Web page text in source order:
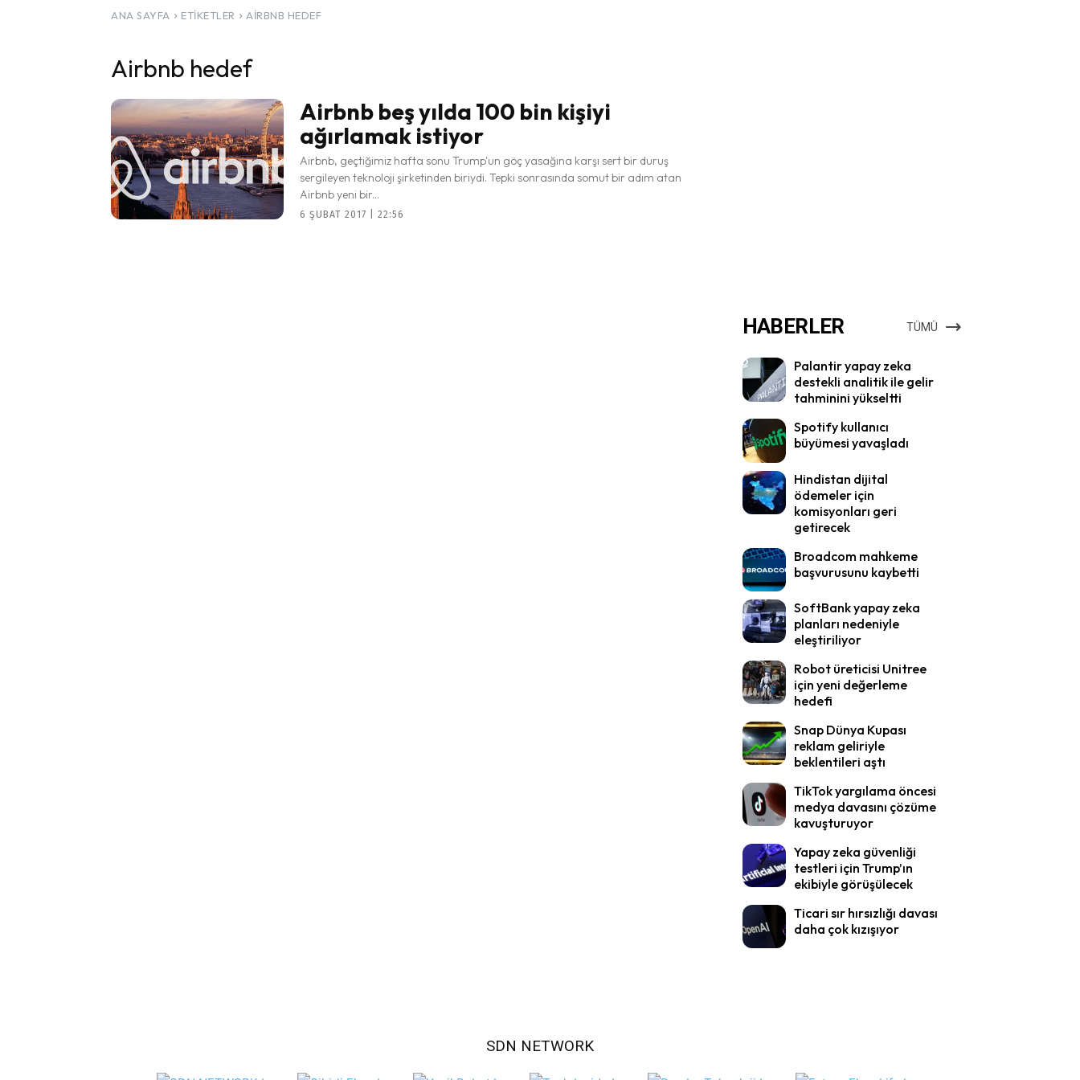
ANA SAYFA ETIKETLER AIRBNB HEDEF
Airbnb hedef
Airbnb beş yılda 100 bin kişiyi
ağırlamak istiyor
Airbnb, geçtiğimiz hafta sonu Trump'un göç yasağına karşı sert bir duruş
sergileyen teknoloji şirketinden biriydi. Tepki sonrasında somut bir adım atan
Airbnb yeni bir...
6 ŞUBAT 2017 | 22:56
HABERLER TÜMÜ
Palantir yapay zeka
destekli analitik ile gelir
tahminini yükseltti
Spotify kullanıcı
büyümesi yavaşladı
Hindistan dijital
ödemeler için
komisyonları geri
getirecek
Broadcom mahkeme
başvurusunu kaybetti
SoftBank yapay zeka
planları nedeniyle
eleştiriliyor
Robot üreticisi Unitree
için yeni değerleme
hedefi
Snap Dünya Kupası
reklam geliriyle
beklentileri aştı
TikTok yargılama öncesi
medya davasını çözüme
kavuşturuyor
Yapay zeka güvenliği
testleri için Trump’ın
ekibiyle görüşülecek
Ticari sır hırsızlığı davası
daha çok kızışıyor
SDN NETWORK